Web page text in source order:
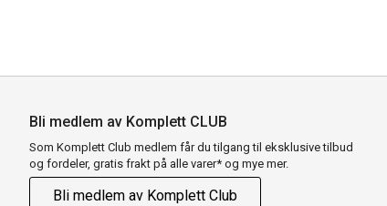
Bli medlem av Komplett CLUB
Som Komplett Club medlem får du tilgang til eksklusive tilbud
og fordeler, gratis frakt på alle varer* og mye mer.
Bli medlem av Komplett Club